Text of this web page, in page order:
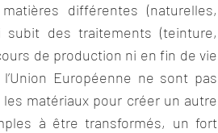
différentes (naturelles,
subit des traitements (teinture,
de production ni en fin de vie
Européenne ne sont pas
matériaux pour créer un autre
à être transformés, un fort